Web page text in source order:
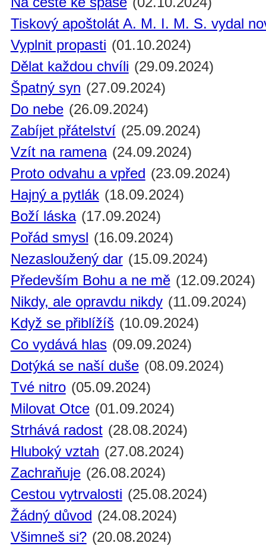
Tiskový apoštolát A. M. I. M. S. vydal
Vyplnit propasti (01.10.2024)
Dělat každou chvíli (29.09.2024)
Špatný syn (27.09.2024)
Do nebe (26.09.2024)
Zabíjet přátelství (25.09.2024)
Vzít na ramena (24.09.2024)
Proto odvahu a vpřed (23.09.2024)
Hajný a pytlák (18.09.2024)
Boží láska (17.09.2024)
Pořád smysl (16.09.2024)
Nezasloužený dar (15.09.2024)
Především Bohu a ne mě (12.09.2024)
Nikdy, ale opravdu nikdy (11.09.2024)
Když se přiblížíš (10.09.2024)
Co vydává hlas (09.09.2024)
Dotýká se naší duše (08.09.2024)
Tvé nitro (05.09.2024)
Milovat Otce (01.09.2024)
Strhává radost (28.08.2024)
Hluboký vztah (27.08.2024)
Zachraňuje (26.08.2024)
Cestou vytrvalosti (25.08.2024)
Žádný důvod (24.08.2024)
Všimneš si? (20.08.2024)